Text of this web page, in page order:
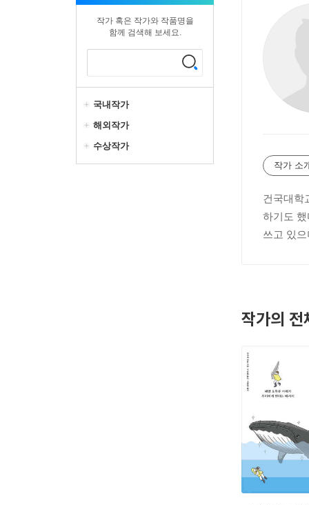
작가 혹은 작가와 작품명을
함께 검색해 보세요.
국내작가
해외작가
수상작가
작가 소
건국대학
하기도
쓰고 있
작가의 전